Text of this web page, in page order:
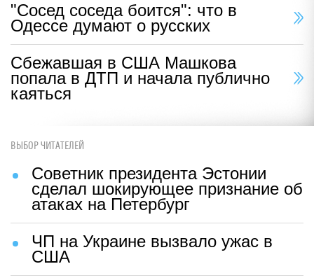
"Сосед соседа боится": что в
Одессе думают о русских
Сбежавшая в США Машкова
попала в ДТП и начала публично
каяться
ВЫБОР ЧИТАТЕЛЕЙ
Советник президента Эстонии
сделал шокирующее признание об
атаках на Петербург
ЧП на Украине вызвало ужас в
США